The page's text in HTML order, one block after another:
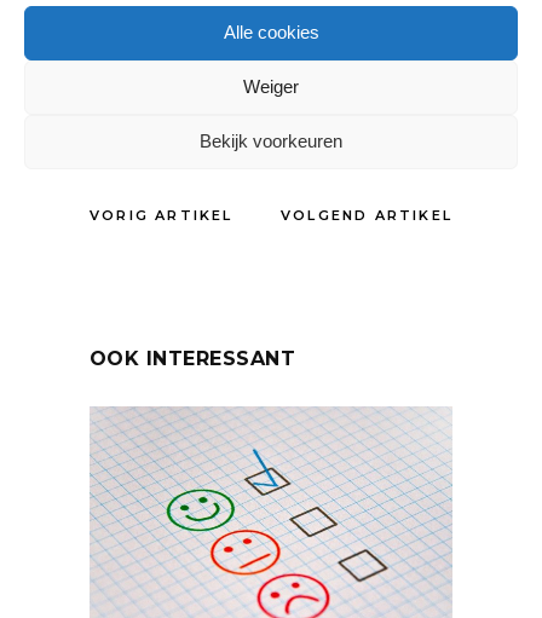
Alle cookies
Weiger
Bekijk voorkeuren
Kindermodebeurzen,Retailen,webshop
VORIG ARTIKEL VOLGEND ARTIKEL
OOK INTERESSANT